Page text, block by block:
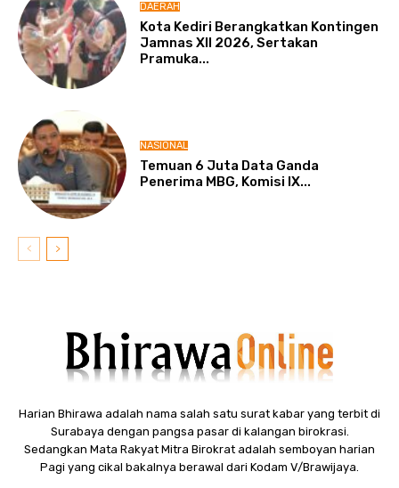
DAERAH
Kota Kediri Berangkatkan Kontingen
Jamnas XII 2026, Sertakan
Pramuka...
NASIONAL
Temuan 6 Juta Data Ganda
Penerima MBG, Komisi IX...
Harian Bhirawa adalah nama salah satu surat kabar yang terbit di
Surabaya dengan pangsa pasar di kalangan birokrasi.
Sedangkan Mata Rakyat Mitra Birokrat adalah semboyan harian
Pagi yang cikal bakalnya berawal dari Kodam V/Brawijaya.